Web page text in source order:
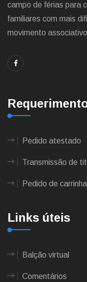
campo de férias para
familiares com mais
movimento associativo
Pedido atestado
Transmissão de
Pedido de
Links úteis
Balção virtual
Comentários